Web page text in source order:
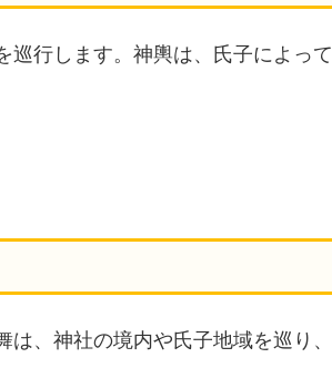
巡行します。神輿は、氏子によって
、神社の境内や氏子地域を巡り、